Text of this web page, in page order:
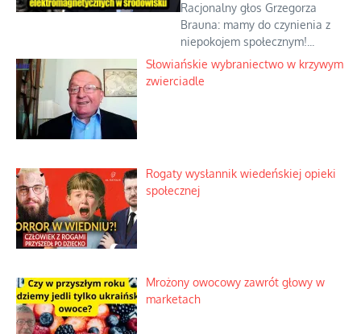
Racjonalny głos Grzegorza
Brauna: mamy do czynienia z
niepokojem społecznym!...
Słowiańskie wybraniectwo w krzywym
zwierciadle
Rogaty wysłannik wiedeńskiej opieki
społecznej
Mrożony owocowy zawrót głowy w
marketach